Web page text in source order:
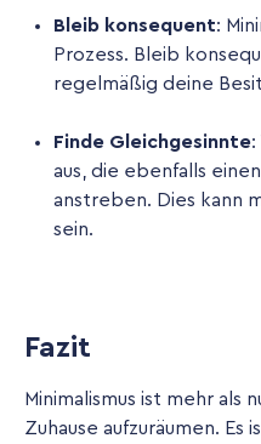
Bleib konsequent:
Prozess. Bleib
regelmäßig deine
Finde Gleichgesinnte:
aus, die ebenfalls
anstreben. Dies kann
sein.
Fazit
Minimalismus ist mehr als
Zuhause aufzuräumen.